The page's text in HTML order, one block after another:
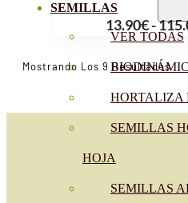
SEMILLAS
VER TODAS
HORTALIZA
SEMILLAS
HOJA
SEMILLAS
13.90€-
Mostrando Los 9 Resultados